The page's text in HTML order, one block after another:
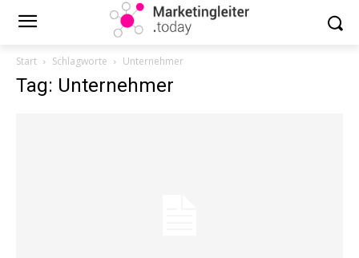
Start Schlagworte Unternehmer
Tag: Unternehmer